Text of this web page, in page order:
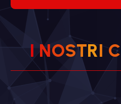
I NOSTRI C